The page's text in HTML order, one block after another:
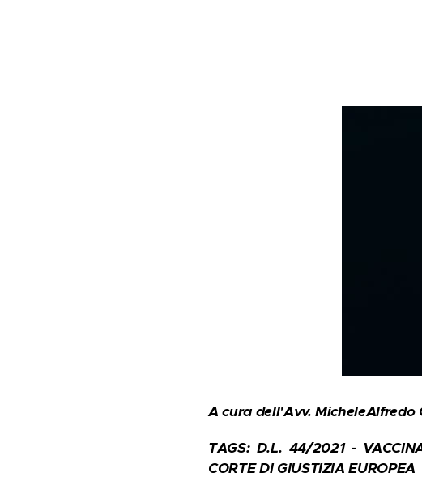
A cura dell'Avv. MicheleAlfredo
TAGS: D.L. 44/2021 -
CORTE DI GIUSTIZIA EUROPEA